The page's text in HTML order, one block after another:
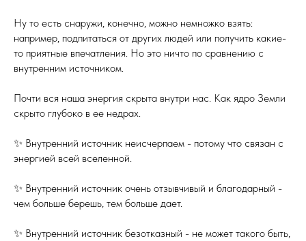
Ну то есть снаружи, конечно, можно немножко взять:
например, подпитаться от других людей или получить какие-
то приятные впечатления. Но это ничто по сравнению с
внутренним источником.
Почти вся наша энергия скрыта внутри нас. Как ядро Земли
скрыто глубоко в ее недрах.
✨ Внутренний источник неисчерпаем - потому что связан с
энергией всей вселенной.
✨ Внутренний источник очень отзывчивый и благодарный -
чем больше берешь, тем больше дает.
✨ Внутренний источник безотказный - не может такого быть,